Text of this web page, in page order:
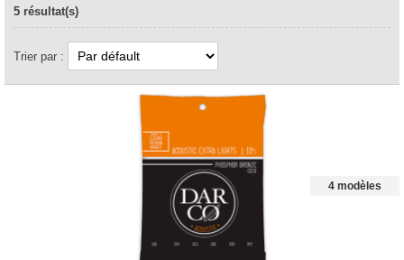
5 résultat(s)
Trier par :
4 modèles